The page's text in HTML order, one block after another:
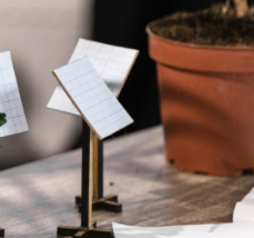
MÁS INFORMACIÓN